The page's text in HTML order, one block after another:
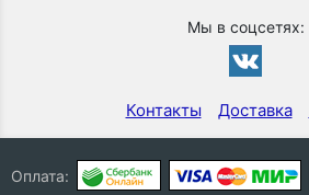
Мы в соцсетях:
Контакты Доставка
Оплата: